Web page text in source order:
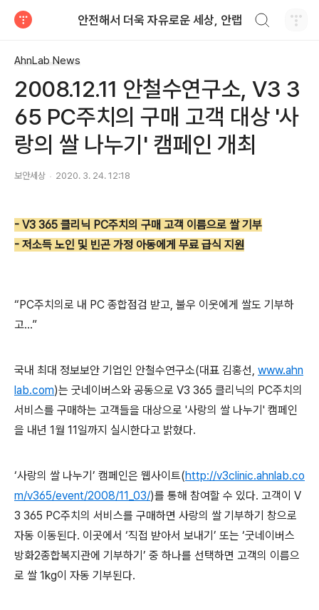
안전해서 더욱 자유로운 세상, 안랩
AhnLab News
2008.12.11 안철수연구소, V3 3
65 PC주치의 구매 고객 대상 '사
랑의 쌀 나누기' 캠페인 개최
보안세상 2020. 3. 24. 12:18
- V3 365 클리닉 PC주치의 구매 고객 이름으로 쌀 기부
- 저소득 노인 및 빈곤 가정 아동에게 무료 급식 지원
“PC주치의로 내 PC 종합점검 받고, 불우 이웃에게 쌀도 기부하
고…”
국내 최대 정보보안 기업인 안철수연구소(대표 김홍선, www.ahn
lab.com)는 굿네이버스와 공동으로 V3 365 클리닉의 PC주치의
서비스를 구매하는 고객들을 대상으로 '사랑의 쌀 나누기' 캠페인
을 내년 1월 11일까지 실시한다고 밝혔다.
‘사랑의 쌀 나누기’ 캠페인은 웹사이트(http://v3clinic.ahnlab.co
m/v365/event/2008/11_03/)를 통해 참여할 수 있다. 고객이 V
3 365 PC주치의 서비스를 구매하면 사랑의 쌀 기부하기 창으로
자동 이동된다. 이곳에서 ‘직접 받아서 보내기’ 또는 ‘굿네이버스
방화2종합복지관에 기부하기’ 중 하나를 선택하면 고객의 이름으
로 쌀 1kg이 자동 기부된다.